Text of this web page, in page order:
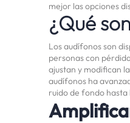
mejor las opciones
¿Qué
Los audífonos son
personas con
ajustan y modifican
audífonos ha
ruido de fondo